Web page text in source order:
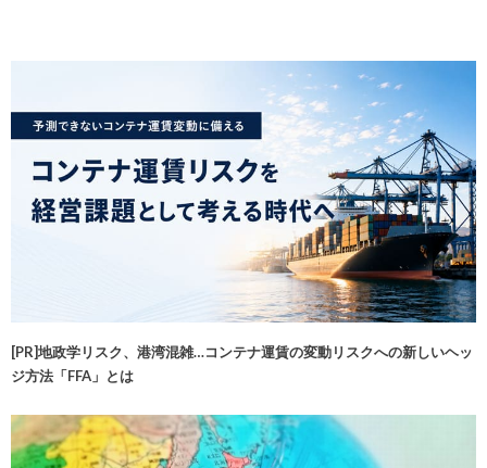
[PR]地政学リスク、港湾混雑…コンテナ運賃の変動リスクへの新しいヘッ
ジ方法「FFA」とは